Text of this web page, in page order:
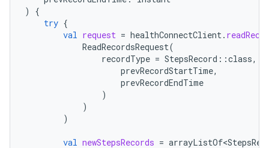
)
{
try {
val request = healthConnectClient.
ReadRecordsRequest(
recordType = StepsRecord ::class,
prevRecordStartTime,
prevRecordEndTime
)
)
)
val newStepsRecords =